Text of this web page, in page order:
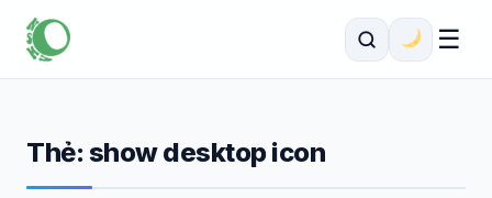
☰
Thẻ: show desktop icon